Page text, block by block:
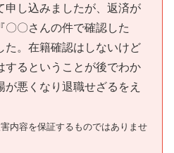
申し込みましたが、返済が
〇〇さんの件で確認した
た。在籍確認はしないけど
するということが後でわか
が悪くなり退職せざるをえ
内容を保証するものではありませ